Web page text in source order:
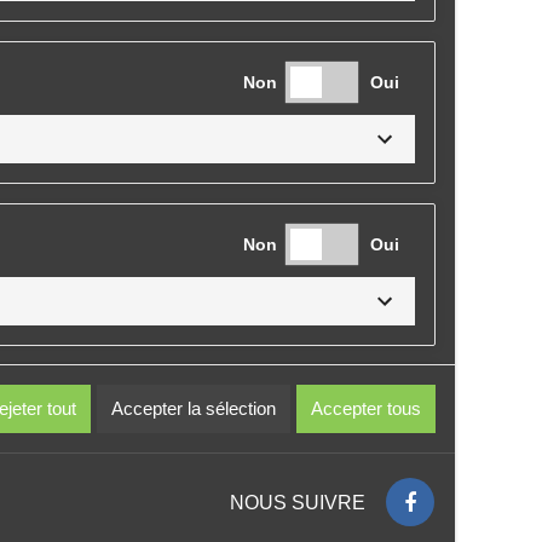
Non Oui
Non Oui
Non Oui
tout Accepter la sélection Accepter tous
NOUS SUIVRE